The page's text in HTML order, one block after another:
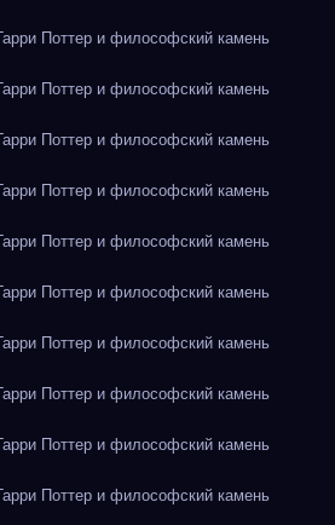
Поттер и философский камень
Поттер и философский камень
Поттер и философский камень
Поттер и философский камень
Поттер и философский камень
Поттер и философский камень
Поттер и философский камень
Поттер и философский камень
Поттер и философский камень
Поттер и философский камень